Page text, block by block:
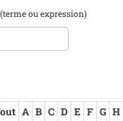
ou expression)
A B C D E F G H